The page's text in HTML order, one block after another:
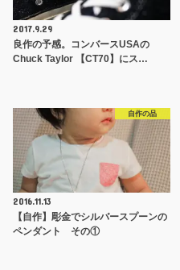
2017.9.29
良作の予感。コンバースUSAの
Chuck Taylor 【CT70】にス…
自作の品
2016.11.13
【自作】彫金でシルバースプーンの
ペンダント その①